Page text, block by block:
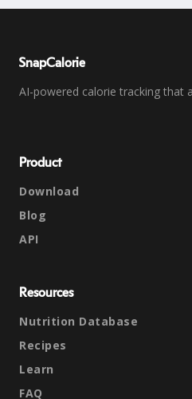
SnapCalorie
AI-powered calorie tracking that
Product
Download
Blog
API
Resources
Nutrition Database
Recipes
Learn
FAQ